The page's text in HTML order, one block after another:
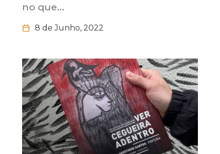
no que...
8 de Junho, 2022